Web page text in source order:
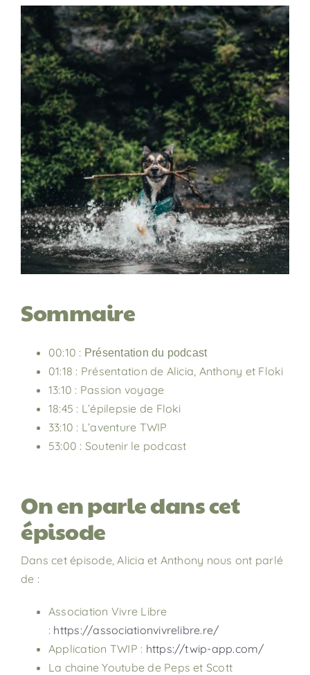
Sommaire
00:10 : Présentation du podcast
01:18 : Présentation de Alicia, Anthony et Floki
13:10 : Passion voyage
18:45 : L’épilepsie de Floki
33:10 : L’aventure TWIP
53:00 : Soutenir le podcast
On en parle dans cet
épisode
Dans cet épisode, Alicia et Anthony nous ont parlé
de :
Association Vivre Libre
: https://associationvivrelibre.re/
Application TWIP : https://twip-app.com/
La chaine Youtube de Peps et Scott